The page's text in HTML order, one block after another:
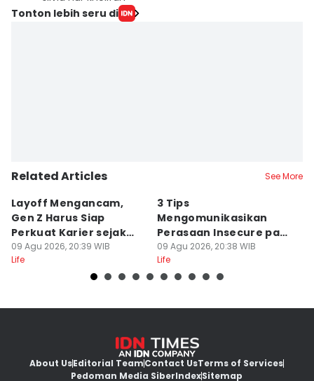
Tonton lebih seru di
Related Articles See More
Layoff Mengancam,
Gen Z Harus Siap
Perkuat Karier sejak
Dini
09 Agu 2026, 20:39 WIB
Life
3 Tips
Mengomunikasikan
Perasaan Insecure pada
Pasangan
09 Agu 2026, 20:38 WIB
Life
About UsEditorial TeamContact UsTerms of Services
Pedoman Media SiberIndexSitemap